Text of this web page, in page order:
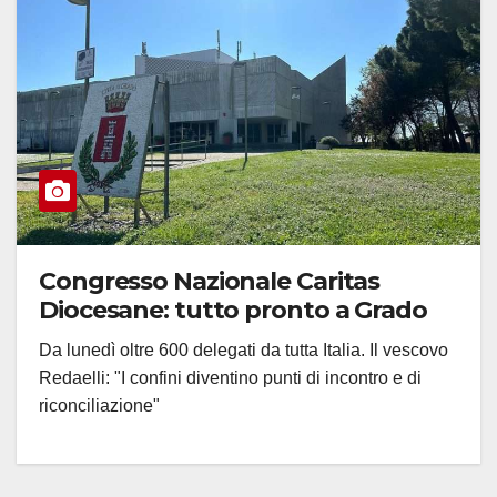
Congresso Nazionale Caritas
Diocesane: tutto pronto a Grado
Da lunedì oltre 600 delegati da tutta Italia. Il vescovo
Redaelli: "I confini diventino punti di incontro e di
riconciliazione"